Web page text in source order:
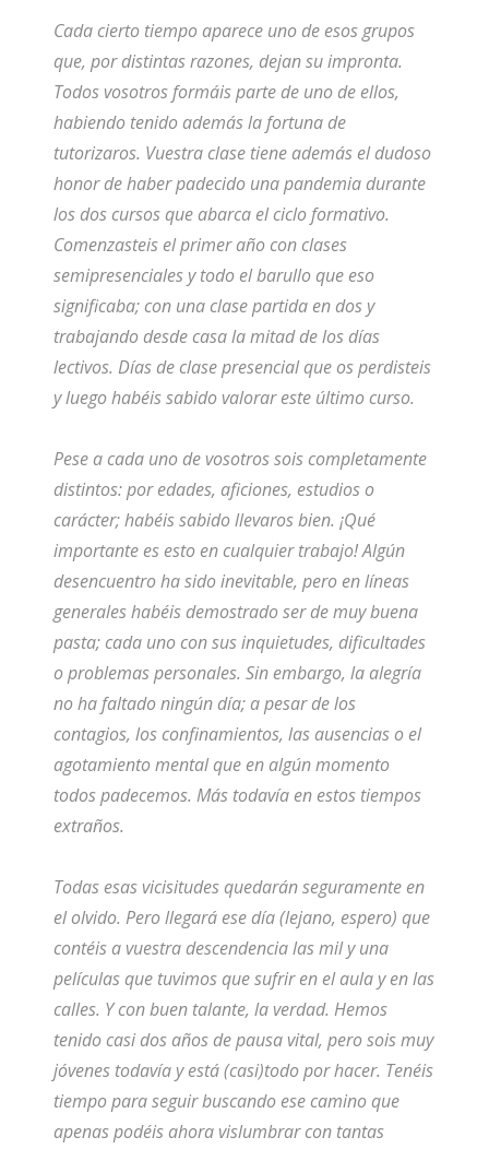
Cada cierto tiempo aparece uno de esos grupos
que, por distintas razones, dejan su impronta.
Todos vosotros formáis parte de uno de ellos,
habiendo tenido además la fortuna de
tutorizaros. Vuestra clase tiene además el dudoso
honor de haber padecido una pandemia durante
los dos cursos que abarca el ciclo formativo.
Comenzasteis el primer año con clases
semipresenciales y todo el barullo que eso
significaba; con una clase partida en dos y
trabajando desde casa la mitad de los días
lectivos. Días de clase presencial que os perdisteis
y luego habéis sabido valorar este último curso.
Pese a cada uno de vosotros sois completamente
distintos: por edades, aficiones, estudios o
carácter; habéis sabido llevaros bien. ¡Qué
importante es esto en cualquier trabajo! Algún
desencuentro ha sido inevitable, pero en líneas
generales habéis demostrado ser de muy buena
pasta; cada uno con sus inquietudes, dificultades
o problemas personales. Sin embargo, la alegría
no ha faltado ningún día; a pesar de los
contagios, los confinamientos, las ausencias o el
agotamiento mental que en algún momento
todos padecemos. Más todavía en estos tiempos
extraños.
Todas esas vicisitudes quedarán seguramente en
el olvido. Pero llegará ese día (lejano, espero) que
contéis a vuestra descendencia las mil y una
películas que tuvimos que sufrir en el aula y en las
calles. Y con buen talante, la verdad. Hemos
tenido casi dos años de pausa vital, pero sois muy
jóvenes todavía y está (casi)todo por hacer. Tenéis
tiempo para seguir buscando ese camino que
apenas podéis ahora vislumbrar con tantas